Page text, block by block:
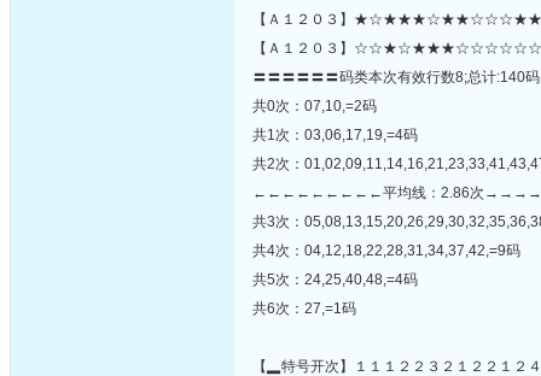
【Ａ１２０３】
【Ａ１２０３】
〓〓〓〓〓〓码类本次有效行数8;总计:140
共0次：07,10,=2码
共1次：03,06,17,19,=4码
共2次：
←←←←←←←←←平均线：2.86次
共3次：
共4次：04,12,18,22,28,31,34,37,42,=9码
共5次：24,25,40,48,=4码
共6次：27,=1码
【▂特号开次】１１１２２３２１２２１２